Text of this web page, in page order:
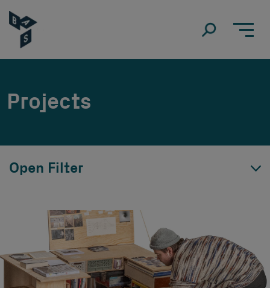
Projects
Open Filter